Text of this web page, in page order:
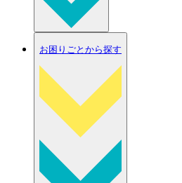
お困りごとから探す